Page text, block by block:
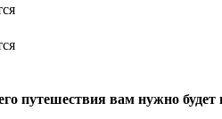
путешествия вам нужно будет